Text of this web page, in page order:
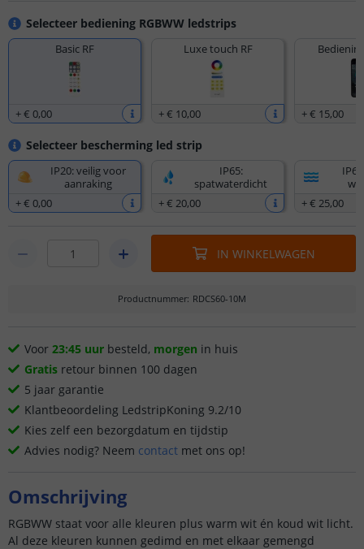
Selecteer bediening RGBWW ledstrips
Basic RF
+€ 0,00
Luxe touch RF
+€ 10,00 +€ 15,00
Selecteer bescherming led strip
IP20: veilig voor
aanraking
+€ 0,00
IP65:
spatwaterdicht
+€ 20,00
+€ 25,00
IN WINKELWAGEN
Productnummer: RDCS60-10M
Voor 23:45 uur besteld, morgen in huis
Gratis retour binnen 100 dagen
5 jaar garantie
Klantbeoordeling LedstripKoning 9.2/10
Kies zelf een bezorgdatum en tijdstip
Advies nodig? Neem contact met ons op!
Omschrijving
RGBWW staat voor alle kleuren plus warm wit én koud wit licht.
Al deze kleuren kunnen gedimd en met elkaar gemengd